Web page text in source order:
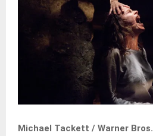
Michael Tackett / Warner Bros.